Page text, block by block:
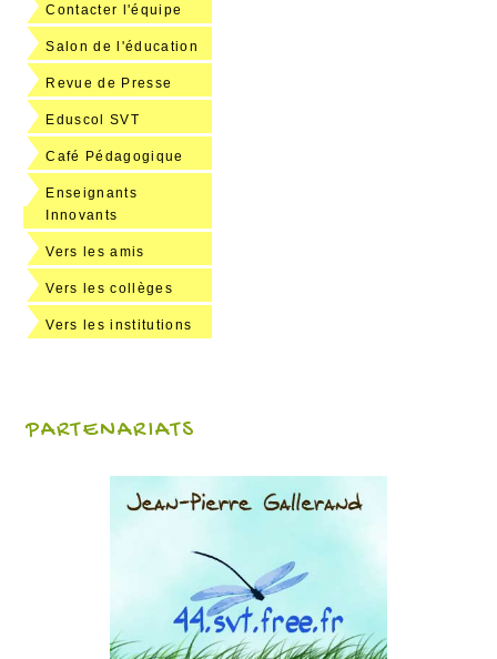
Contacter l'équipe
Salon de l'éducation
Revue de Presse
Eduscol SVT
Café Pédagogique
Enseignants
Innovants
Vers les amis
Vers les collèges
Vers les institutions
PARTENARIATS